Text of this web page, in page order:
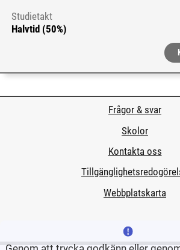
Studietakt
Halvtid (50%)
Frågor & svar
Skolor
Kontakta oss
Webbplatskarta